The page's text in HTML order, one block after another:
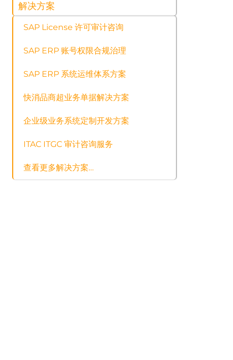
解决方案
SAP License 许可审计咨询
SAP ERP 账号权限合规治理
SAP ERP 系统运维体系方案
快消品商超业务单据解决方案
企业级业务系统定制开发方案
ITAC ITGC 审计咨询服务
查看更多解决方案…